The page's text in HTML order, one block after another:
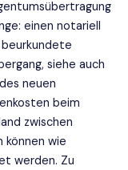
einen notariell
siehe auch
neuen
beim
zwischen
können wie
werden. Zu